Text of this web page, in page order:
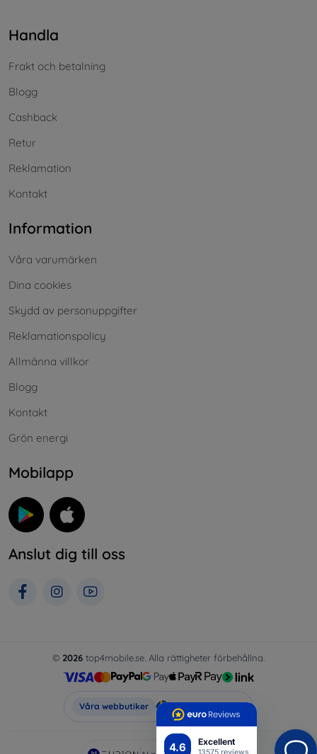
4.6 Excellent
Handla
Frakt och betalning
Blogg
Cashback
Retur
Reklamation
Kontakt
Information
Våra varumärken
Dina cookies
Skydd av personuppgifter
Reklamationspolicy
Allmänna villkor
Blogg
Kontakt
Grön energi
Mobilapp
Anslut dig till oss
© 2026 top4mobile.se. Alla rättigheter förbehållna.
Våra webbutiker Top4Mobile.se